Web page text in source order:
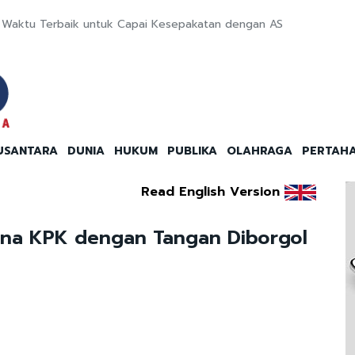
Terbaik untuk Capai Kesepakatan dengan AS
DUNIA HUKUM PUBLIKA OLAHRAGA
Read English Version
KPK dengan Tangan Diborgol